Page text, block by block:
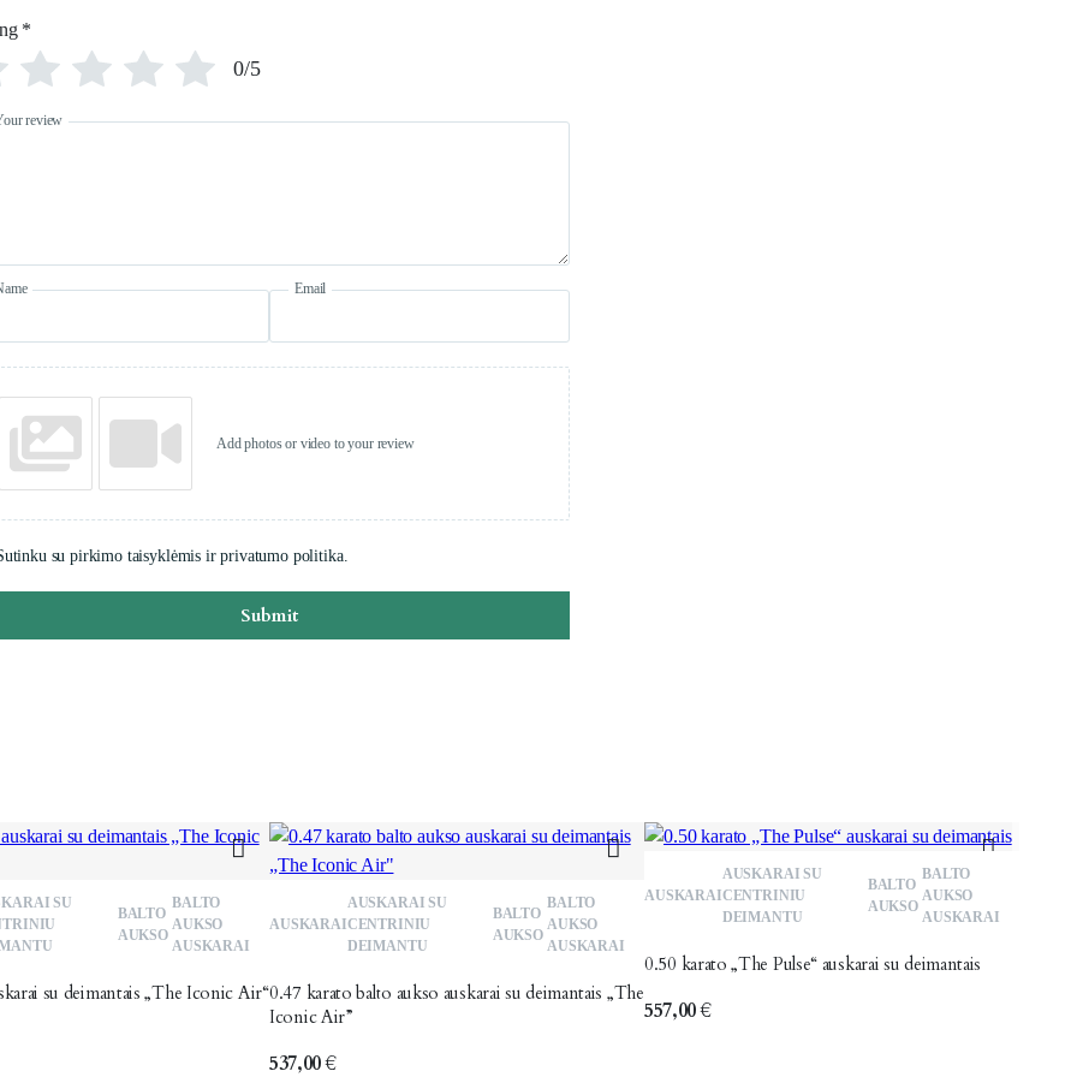
*
0/5
review
Email
Add photos or video to your review
su pirkimo taisyklėmis ir privatumo politika.
Submit
SU
BALTO
AUKSO
BALTO
AUKSO
AUSKARAI
su deimantais „The Iconic Air“
Patinka
AUSKARAI
AUSKARAI SU
CENTRINIU
DEIMANTU
BALTO
AUKSO
BALTO
AUKSO
AUSKARAI
0.47 karato balto aukso auskarai su deimantais „The
Iconic Air”
537,00€
AUSKARAI
AUSKARAI SU
CENTRINIU
DEIMANTU
BALTO
AUKSO
BALTO
AUKSO
AUSKARAI
0.50 karato „The Pulse“ auskarai su deimantais
557,00€